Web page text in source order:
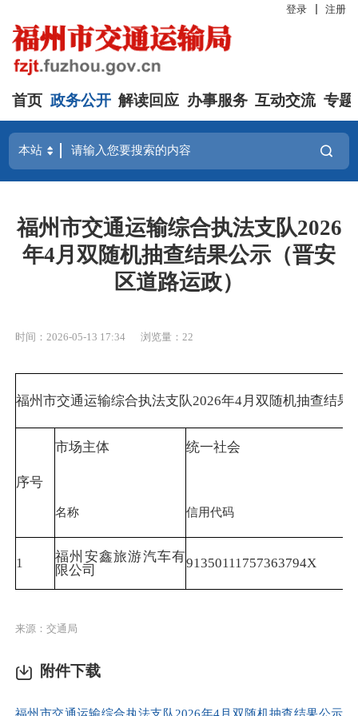
登录 注册
首页 政务公开 解读回应 办事服务 互动交流 专题
福州市交通运输综合执法支队2026
年4月双随机抽查结果公示（晋安
区道路运政）
时间：2026-05-13 17:34 浏览量：22
福州市交通运输综合执法支队2026年4月双随机抽查结果
序号
市场主体
名称
统一社会
信用代码
1
福州安鑫旅游汽车有
限公司
91350111757363794X
来源：交通局
附件下载